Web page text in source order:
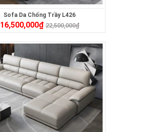
Sofa Da Chống Trầy L426
16,500,000₫ 22,500,000₫